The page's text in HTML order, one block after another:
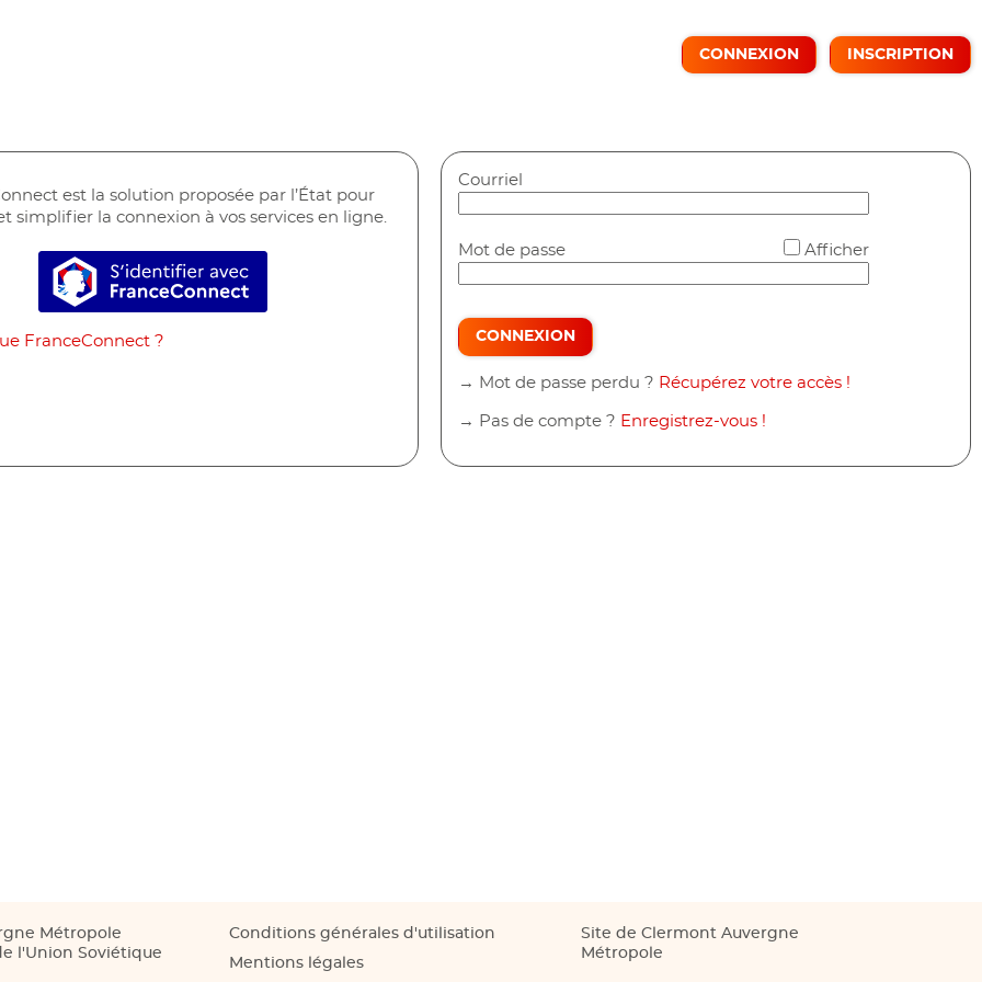
CONNEXION INSCRIPTION
est la solution proposée par l’État pour
simplifier la connexion à vos services en ligne.
S’identifier avec FranceConnect
FranceConnect ?
Courriel
Mot de passe Afficher
CONNEXION
→ Mot de passe perdu ? Récupérez votre accès !
→ Pas de compte ? Enregistrez-vous !
Métropole
l'Union Soviétique
Conditions générales d'utilisation
Mentions légales
Site de Clermont Auvergne
Métropole